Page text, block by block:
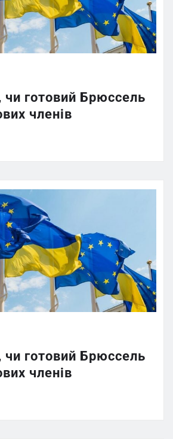
чи готовий Брюссель
членів
чи готовий Брюссель
членів